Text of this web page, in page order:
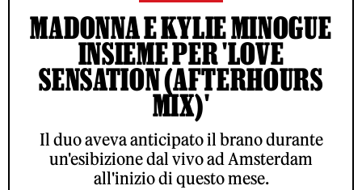
MADONNA E KYLIE MINOGUE
INSIEME PER 'LOVE
SENSATION (AFTERHOURS
MIX)'
Il duo aveva anticipato il brano durante
un'esibizione dal vivo ad Amsterdam
all'inizio di questo mese.